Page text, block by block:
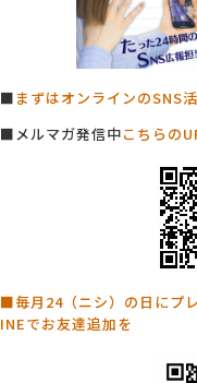
■ まずはオンラインのSNS
■メルマガ発信中こちらの
■毎月24（ニシ）の日にプ
INEでお友達追加を